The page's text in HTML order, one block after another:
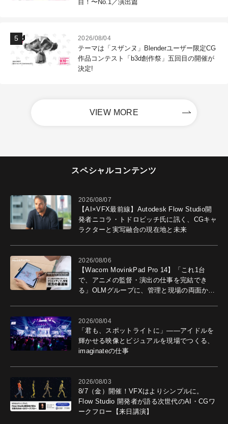
目！〜No.1／演出篇
2026/08/04
テーマは「スザンヌ」Blenderユーザー限定CG
作品コンテスト「b3d創作祭」五回目の開催が
決定!
VIEW MORE
スペシャルコンテンツ
2026/08/07
【AI×VFX最前線】Autodesk Flow Studio開
発者ニコラ・トドロビッチ氏に訊く、CGキャ
ラクターと実写融合の現在地と未来
2026/08/06
【Wacom MovinkPad Pro 14】「これ1台
で、アニメの監督・演出の仕事を完結でき
る」OLMグループに、管理と現場の両面から
2026/08/04
「君も、スポットライトに」――アイドルを
輝かせる映像とビジュアルを現場でつくる、
imaginateの仕事
2026/08/03
8/7（金）開催！VFXはよりシンプルに。
Flow Studio 開発者が語る次世代のAI・CGワ
ークフロー【来日講演】